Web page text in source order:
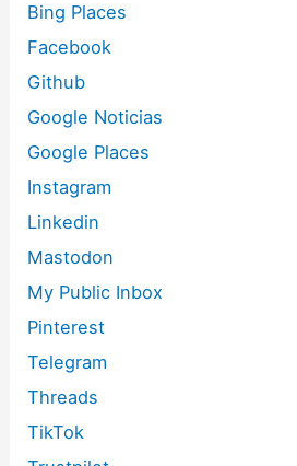
Bing Places
Facebook
Github
Google Noticias
Google Places
Instagram
Linkedin
Mastodon
My Public Inbox
Pinterest
Telegram
Threads
TikTok